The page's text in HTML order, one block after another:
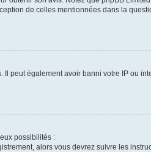
de celles mentionnées dans la
peut également avoir banni votre IP ou
possibilités :
alors vous devrez suivre les